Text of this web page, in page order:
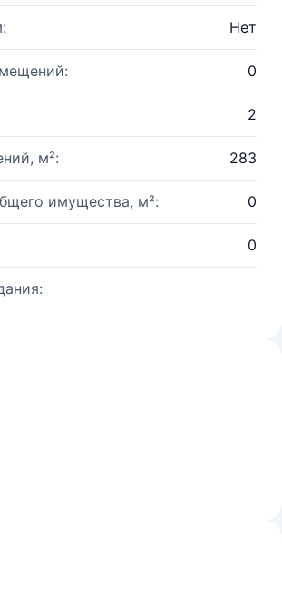
Нет
0
2
м²: 283
имущества, м²: 0
0